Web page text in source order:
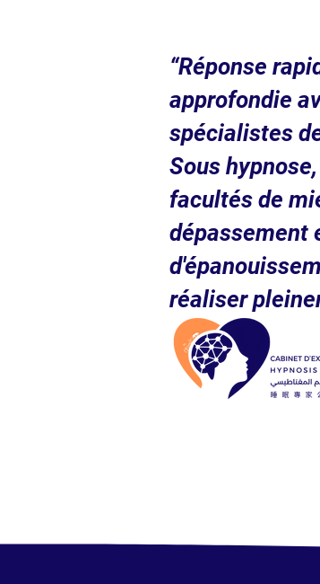
“Réponse
approfondie
spécialistes
Sous
facultés de
dépassement
réaliser